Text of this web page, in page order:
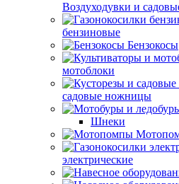
Воздуходувки и
бензиновые
Бензокосы
мотоблоки
садовые ножницы
Шнеки
электрические